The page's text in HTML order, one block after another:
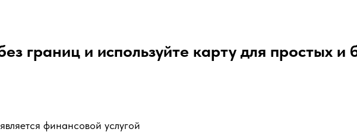
границ и используйте карту для простых и
финансовой услугой